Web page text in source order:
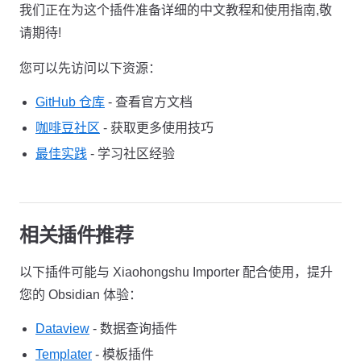
我们正在为这个插件准备详细的中文教程和使用指南,敬
请期待!
您可以先访问以下资源：
GitHub 仓库 - 查看官方文档
咖啡豆社区 - 获取更多使用技巧
最佳实践 - 学习社区经验
相关插件推荐
以下插件可能与 Xiaohongshu Importer 配合使用，提升
您的 Obsidian 体验：
Dataview - 数据查询插件
Templater - 模板插件